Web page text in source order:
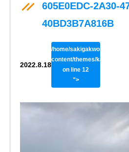
605E0EDC-2A30-
40BD3B7A816B
2022.8.18
/home/sakigakworks/
content/themes/
on line 12
">